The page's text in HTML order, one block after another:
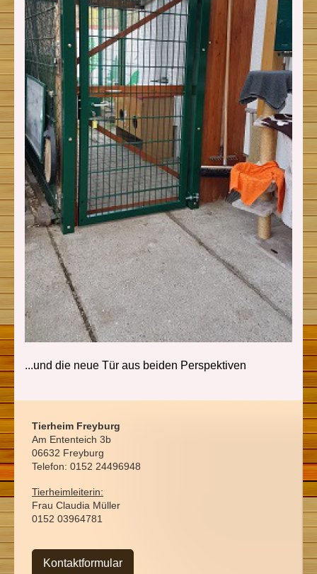
...und die neue Tür aus beiden Perspektiven
Tierheim Freyburg
Am Ententeich 3b
06632 Freyburg
Telefon: 0152 24496948
Tierheimleiterin:
Frau Claudia Müller
0152 03964781
Kontaktformular